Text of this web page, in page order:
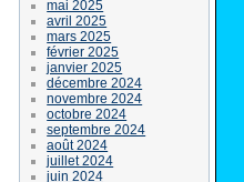
mai 2025
avril 2025
mars 2025
février 2025
janvier 2025
décembre 2024
novembre 2024
octobre 2024
septembre 2024
août 2024
juillet 2024
juin 2024